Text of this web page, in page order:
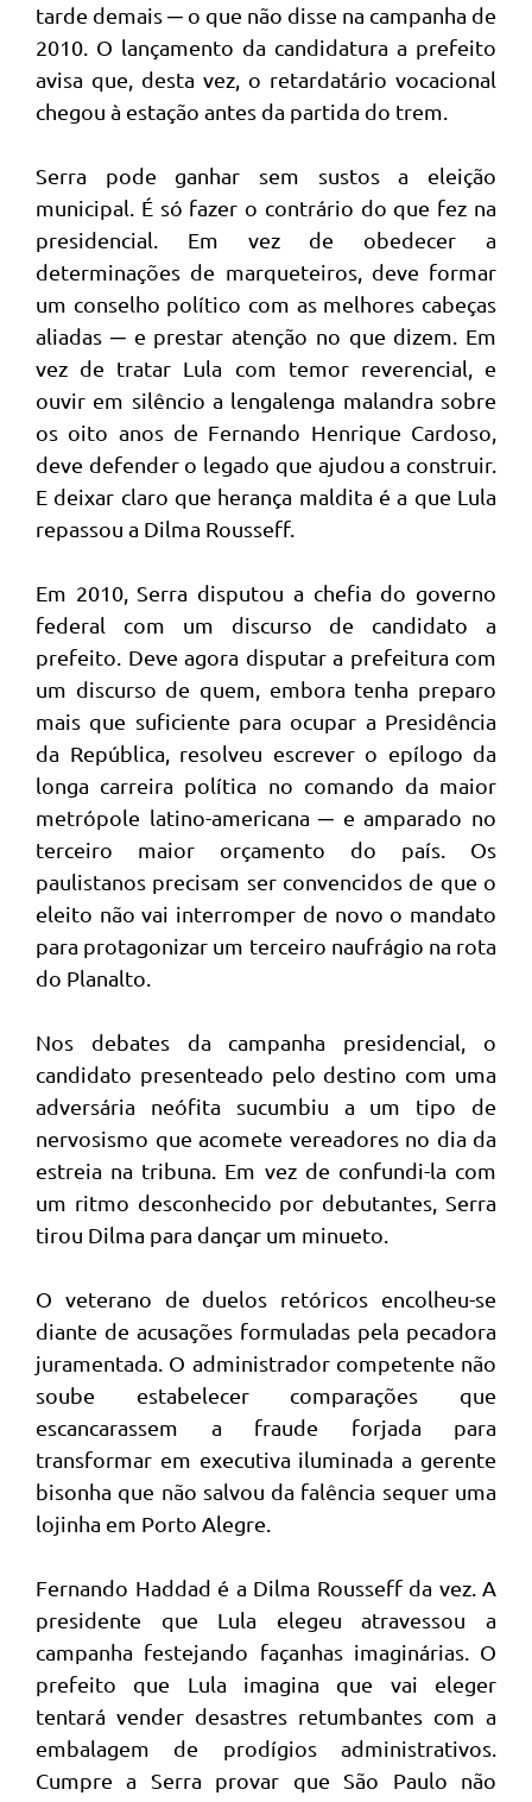
tarde demais ─ o que não disse na campanha de
2010. O lançamento da candidatura a prefeito
avisa que, desta vez, o retardatário vocacional
chegou à estação antes da partida do trem.
Serra pode ganhar sem sustos a eleição
municipal. É só fazer o contrário do que fez na
presidencial. Em vez de obedecer a
determinações de marqueteiros, deve formar
um conselho político com as melhores cabeças
aliadas ─ e prestar atenção no que dizem. Em
vez de tratar Lula com temor reverencial, e
ouvir em silêncio a lengalenga malandra sobre
os oito anos de Fernando Henrique Cardoso,
deve defender o legado que ajudou a construir.
E deixar claro que herança maldita é a que Lula
repassou a Dilma Rousseff.
Em 2010, Serra disputou a chefia do governo
federal com um discurso de candidato a
prefeito. Deve agora disputar a prefeitura com
um discurso de quem, embora tenha preparo
mais que suficiente para ocupar a Presidência
da República, resolveu escrever o epílogo da
longa carreira política no comando da maior
metrópole latino-americana ─ e amparado no
terceiro maior orçamento do país. Os
paulistanos precisam ser convencidos de que o
eleito não vai interromper de novo o mandato
para protagonizar um terceiro naufrágio na rota
do Planalto.
Nos debates da campanha presidencial, o
candidato presenteado pelo destino com uma
adversária neófita sucumbiu a um tipo de
nervosismo que acomete vereadores no dia da
estreia na tribuna. Em vez de confundi-la com
um ritmo desconhecido por debutantes, Serra
tirou Dilma para dançar um minueto.
O veterano de duelos retóricos encolheu-se
diante de acusações formuladas pela pecadora
juramentada. O administrador competente não
soube estabelecer comparações que
escancarassem a fraude forjada para
transformar em executiva iluminada a gerente
bisonha que não salvou da falência sequer uma
lojinha em Porto Alegre.
Fernando Haddad é a Dilma Rousseff da vez. A
presidente que Lula elegeu atravessou a
campanha festejando façanhas imaginárias. O
prefeito que Lula imagina que vai eleger
tentará vender desastres retumbantes com a
embalagem de prodígios administrativos.
Cumpre a Serra provar que São Paulo não